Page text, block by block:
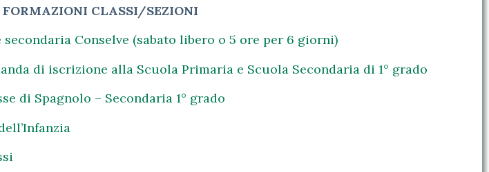
FORMAZIONI CLASSI/SEZIONI
Conselve (sabato libero o 5 ore per 6 giorni)
di iscrizione alla Scuola Primaria e Scuola Secondaria di 1° grado
di Spagnolo – Secondaria 1° grado